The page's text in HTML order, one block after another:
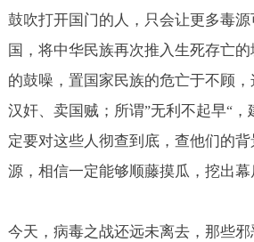
鼓吹打开国门的人，只会让更多毒
国，将中华民族再次推入生死存亡
的鼓噪，置国家民族的危亡于不顾
汉奸、卖国贼；所谓”无利不起早“，
定要对这些人彻查到底，查他们的
源，相信一定能够顺藤摸瓜，挖出幕
今天，病毒之战还远未离去，那些